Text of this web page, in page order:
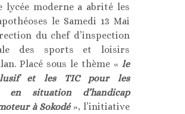
lycée moderne a abrité les
le Samedi 13 Mai
du chef d’inspection
des sports et loisirs
Placé sous le thème « le
et les TIC pour les
en situation d’handicap
à Sokodé», l’initiative